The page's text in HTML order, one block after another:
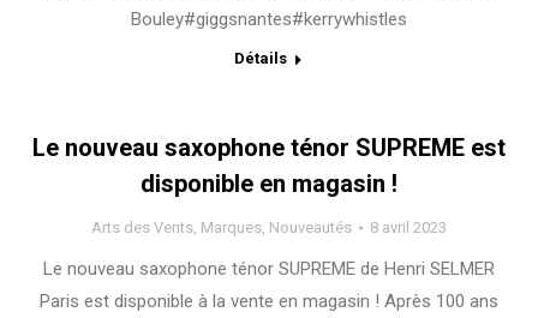
Bouley#giggsnantes#kerrywhistles
Détails
Le nouveau saxophone ténor SUPREME est
disponible en magasin !
Arts des Vents, Marques, Nouveautés 8 avril 2023
Le nouveau saxophone ténor SUPREME de Henri SELMER
Paris est disponible à la vente en magasin ! Après 100 ans